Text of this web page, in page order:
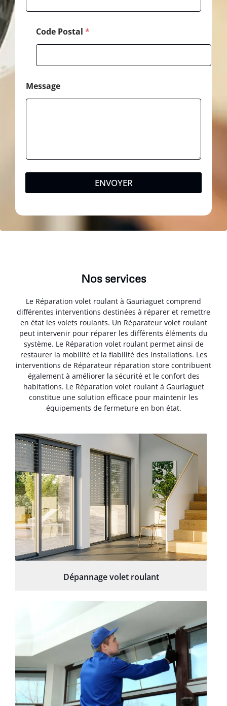
Code Postal *
Message
ENVOYER
Nos services
Le Réparation volet roulant à Gauriaguet comprend
différentes interventions destinées à réparer et remettre
en état les volets roulants. Un Réparateur volet roulant
peut intervenir pour réparer les différents éléments du
système. Le Réparation volet roulant permet ainsi de
restaurer la mobilité et la fiabilité des installations. Les
interventions de Réparateur réparation store contribuent
également à améliorer la sécurité et le confort des
habitations. Le Réparation volet roulant à Gauriaguet
constitue une solution efficace pour maintenir les
équipements de fermeture en bon état.
Dépannage volet roulant